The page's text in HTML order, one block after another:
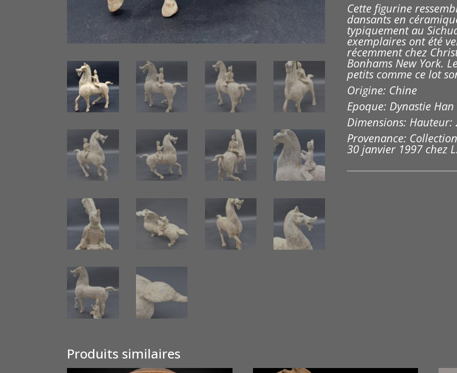
Cette figurine
dansants en
typiquement au
exemplaires ont été
récemment chez
Bonhams New York.
petits comme ce lot
Origine: Chine
Epoque: Dynastie Han
Dimensions: Hauteur:
Provenance: C
30 janvier 1997 chez
Produits similaires